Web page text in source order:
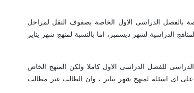
بالفصل الدراسى الاول الخاصة بصفوف النقل لمراحل
الدراسية لشهر ديسمبر، اما بالنسبة لمنهج شهر يناير
للفصل الدراسى الاول كاملا ولكن المنهج الخاص
اى اسئلة لمنهج شهر يناير ، وان الطالب غير مطالب